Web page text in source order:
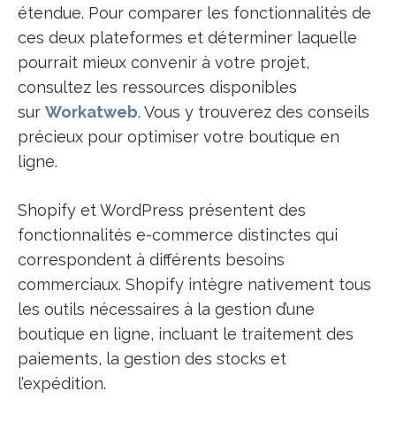
étendue. Pour comparer les fonctionnalités de
ces deux plateformes et déterminer laquelle
pourrait mieux convenir à votre projet,
consultez les ressources disponibles
sur Workatweb. Vous y trouverez des conseils
précieux pour optimiser votre boutique en
ligne.
Shopify et WordPress présentent des
fonctionnalités e-commerce distinctes qui
correspondent à différents besoins
commerciaux. Shopify intègre nativement tous
les outils nécessaires à la gestion d’une
boutique en ligne, incluant le traitement des
paiements, la gestion des stocks et
l’expédition.